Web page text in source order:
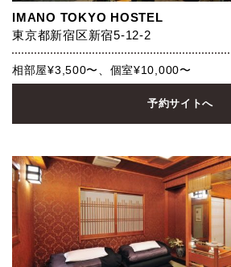
IMANO TOKYO HOSTEL
東京都新宿区新宿5-12-2
相部屋¥3,500〜、個室¥10,000〜
予約サイトへ